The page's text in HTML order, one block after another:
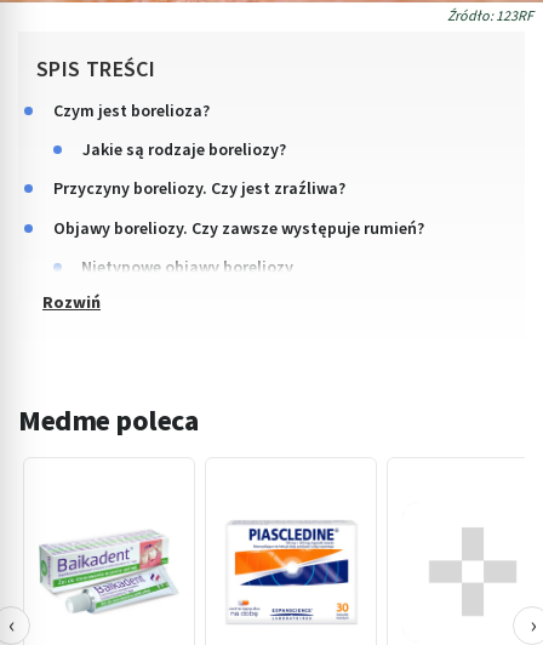
Źródło: 123RF
SPIS TREŚCI
Czym jest borelioza?
Jakie są rodzaje boreliozy?
Przyczyny boreliozy. Czy jest zraźliwa?
Objawy boreliozy. Czy zawsze występuje rumień?
Nietypowe objawy boreliozy
Medme poleca
‹ ›